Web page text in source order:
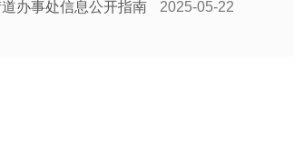
办事处信息公开指南 2025-05-22